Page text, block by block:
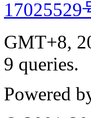
17025529
GMT+8,
9 queries.
Powered